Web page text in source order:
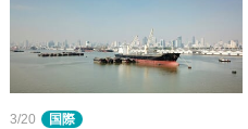
3/20 国際